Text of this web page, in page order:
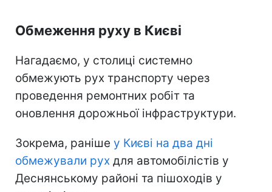
Обмеження руху в Києві
Нагадаємо, у столиці системно
обмежують рух транспорту через
проведення ремонтних робіт та
оновлення дорожньої інфраструктури.
Зокрема, раніше у Києві на два дні
обмежували рух для автомобілістів у
Деснянському районі та пішоходів у